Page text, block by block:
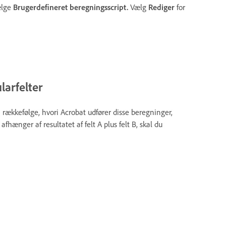
Brugerdefineret beregningsscript. Vælg Rediger for
hvori Acrobat udfører disse beregninger,
af resultatet af felt A plus felt B, skal du